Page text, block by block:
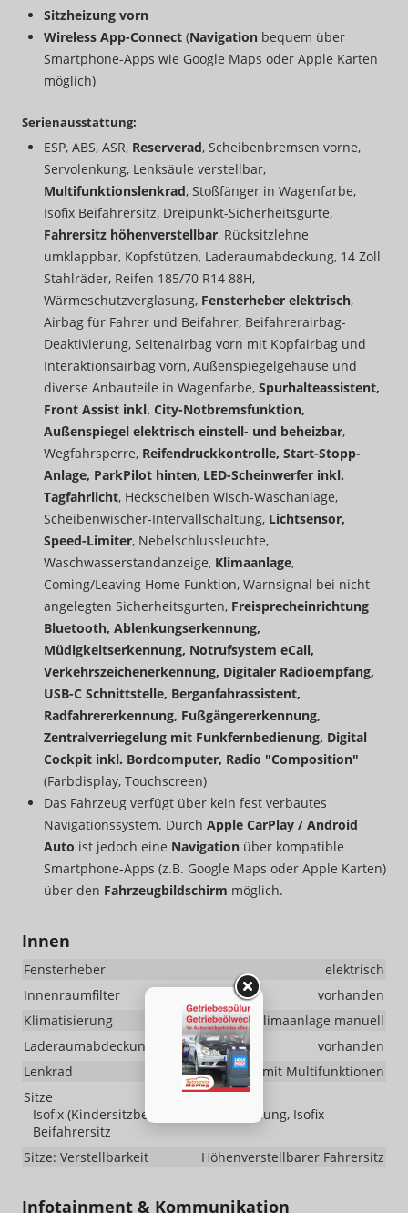
Sitzheizung vorn
Wireless App-Connect (Navigation bequem über
Smartphone-Apps wie Google Maps oder Apple Karten
möglich)
Serienausstattung:
ESP, ABS, ASR, Reserverad, Scheibenbremsen vorne,
Servolenkung, Lenksäule verstellbar,
Multifunktionslenkrad, Stoßfänger in Wagenfarbe,
Isofix Beifahrersitz, Dreipunkt-Sicherheitsgurte,
Fahrersitz höhenverstellbar, Rücksitzlehne
umklappbar, Kopfstützen, Laderaumabdeckung, 14 Zoll
Stahlräder, Reifen 185/70 R14 88H,
Wärmeschutzverglasung, Fensterheber elektrisch,
Airbag für Fahrer und Beifahrer, Beifahrerairbag-
Deaktivierung, Seitenairbag vorn mit Kopfairbag und
Interaktionsairbag vorn, Außenspiegelgehäuse und
diverse Anbauteile in Wagenfarbe, Spurhalteassistent,
Front Assist inkl. City-Notbremsfunktion,
Außenspiegel elektrisch einstell- und beheizbar,
Wegfahrsperre, Reifendruckkontrolle, Start-Stopp-
Anlage, ParkPilot hinten, LED-Scheinwerfer inkl.
Tagfahrlicht, Heckscheiben Wisch-Waschanlage,
Scheibenwischer-Intervallschaltung, Lichtsensor,
Speed-Limiter, Nebelschlussleuchte,
Waschwasserstandanzeige, Klimaanlage,
Coming/Leaving Home Funktion, Warnsignal bei nicht
angelegten Sicherheitsgurten, Freisprecheinrichtung
Bluetooth, Ablenkungserkennung,
Müdigkeitserkennung, Notrufsystem eCall,
Verkehrszeichenerkennung, Digitaler Radioempfang,
USB-C Schnittstelle, Berganfahrassistent,
Radfahrererkennung, Fußgängererkennung,
Zentralverriegelung mit Funkfernbedienung, Digital
Cockpit inkl. Bordcomputer, Radio "Composition"
(Farbdisplay, Touchscreen)
Das Fahrzeug verfügt über kein fest verbautes
Navigationssystem. Durch Apple CarPlay / Android
Auto ist jedoch eine Navigation über kompatible
Smartphone-Apps (z.B. Google Maps oder Apple Karten)
über den Fahrzeugbildschirm möglich.
Innen
Fensterheber
elektrisch
Innenraumfilter
vorhanden
Klimatisierung
Klimaanlage manuell
Laderaumabdeckung
vorhanden
Lenkrad
höhenverstellbar, mit Multifunktionen
Sitze
Isofix (Kindersitzbefestigung), Sitzheizung, Isofix
Beifahrersitz
Sitze: Verstellbarkeit
Höhenverstellbarer Fahrersitz
Infotainment & Kommunikation